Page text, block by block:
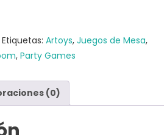
Etiquetas:Artoys,Juegos de Mesa,
,Party Games
(0)